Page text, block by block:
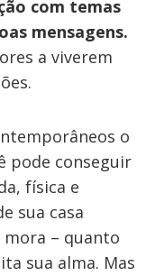
com temas
mensagens.
a viverem
o
pode conseguir
física e
sua casa
mora – quanto
sua alma. Mas